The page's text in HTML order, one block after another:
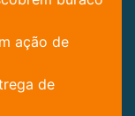
ação de
de